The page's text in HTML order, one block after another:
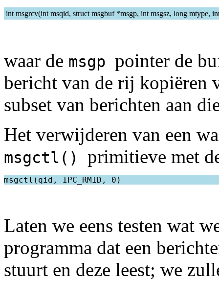
int msgrcv(int msqid, struct msgbuf *msgp, int msgsz, long mtype,
waar de msgp pointer de
bericht van de rij kopiëren
subset van berichten aan
Het verwijderen van een
msgctl() primitieve met
Laten we eens testen wat
programma dat een
stuurt en deze leest; we